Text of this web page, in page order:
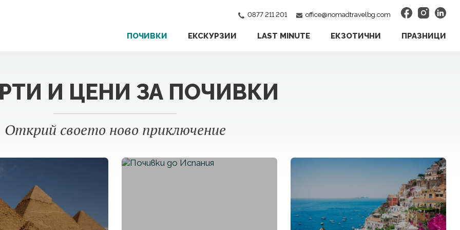
0877 211 201 office@nomadtravelbg.com
ПОЧИВКИ ЕКСКУРЗИИ LAST MINUTE ЕКЗОТИЧНИ ПРАЗНИЦИ
И ЦЕНИ ЗА ПОЧИВКИ
Открий своето ново приключение